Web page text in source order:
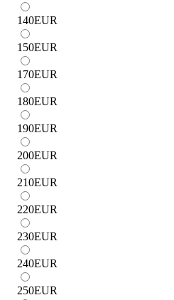
140EUR
150EUR
170EUR
180EUR
190EUR
200EUR
210EUR
220EUR
230EUR
240EUR
250EUR